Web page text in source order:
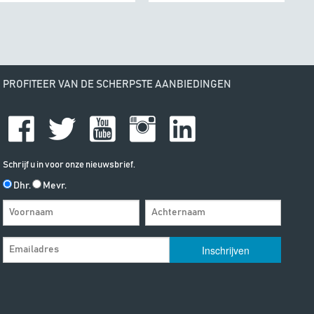
PROFITEER VAN DE SCHERPSTE AANBIEDINGEN
Schrijf u in voor onze nieuwsbrief.
Dhr. Mevr.